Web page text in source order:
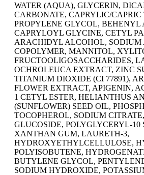
WATER (AQUA), GLYCERIN,
CARBONATE, CAPRYLIC/CAPRIC
PROPYLENE GLYCOL, BEHENYL
CAPRYLOYL GLYCINE, CETYL
ARACHIDYL ALCOHOL, SODIUM
COPOLYMER, MANNITOL,
FRUCTOOLIGOSACCHARIDES,
OCHROLEUCA EXTRACT, ZINC
TITANIUM DIOXIDE (CI 77891),
FLOWER EXTRACT, APIGENIN,
1 CETYL ESTER, HELIANTHUS
(SUNFLOWER) SEED OIL,
TOCOPHEROL, SODIUM
GLUCOSIDE, POLYGLYCERYL-10
XANTHAN GUM, LAURETH-3,
HYDROXYETHYLCELLULOSE,
POLYISOBUTENE,
BUTYLENE GLYCOL,
SODIUM HYDROXIDE,